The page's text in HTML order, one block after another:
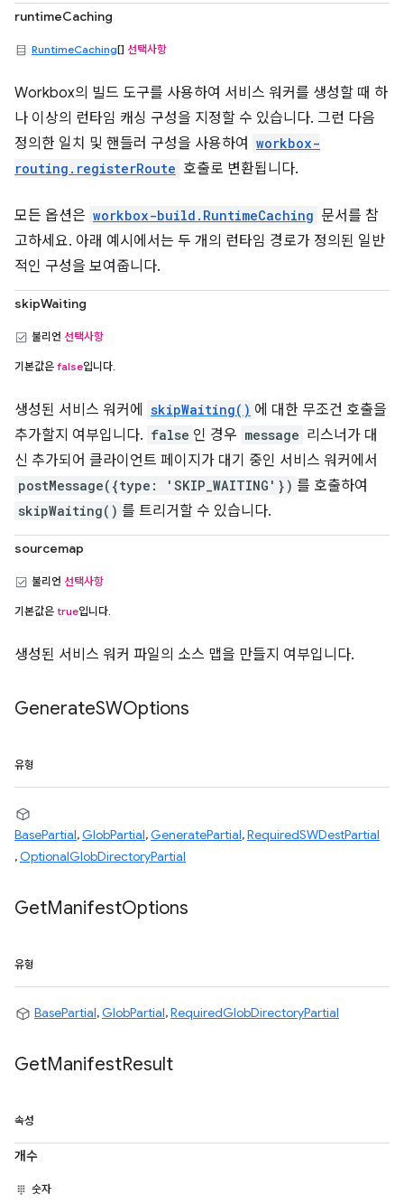
runtimeCaching
RuntimeCaching[] 선택사항
Workbox의 빌드 도구를 사용하여 서비스 워커를 생성할 때 하
나 이상의 런타임 캐싱 구성을 지정할 수 있습니다. 그런 다음
정의한 일치 및 핸들러 구성을 사용하여 workbox-
routing.registerRoute 호출로 변환됩니다.
모든 옵션은 workbox-build.RuntimeCaching 문서를 참
고하세요. 아래 예시에서는 두 개의 런타임 경로가 정의된 일반
적인 구성을 보여줍니다.
skipWaiting
불리언 선택사항
기본값은 false입니다.
생성된 서비스 워커에 skipWaiting() 에 대한 무조건 호출을
추가할지 여부입니다. false 인 경우 message 리스너가 대
신 추가되어 클라이언트 페이지가 대기 중인 서비스 워커에서
postMessage({type: 'SKIP_WAITING'}) 를 호출하여
skipWaiting() 를 트리거할 수 있습니다.
sourcemap
불리언 선택사항
기본값은 true입니다.
생성된 서비스 워커 파일의 소스 맵을 만들지 여부입니다.
GenerateSWOptions
유형
BasePartial,GlobPartial,GeneratePartial,RequiredSWDestPartial
,OptionalGlobDirectoryPartial
GetManifestOptions
유형
BasePartial,GlobPartial,RequiredGlobDirectoryPartial
GetManifestResult
속성
개수
숫자